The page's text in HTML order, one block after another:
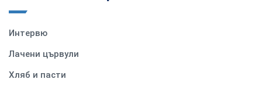
Интервю
Лачени цървули
Хляб и пасти